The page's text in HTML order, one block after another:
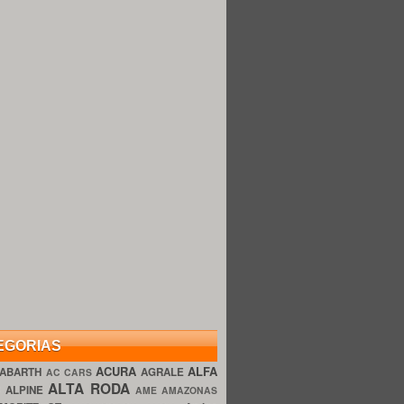
ABARTH AC CARS ACURA AGRALE ALFA
ALPINEALTA RODA AME AMAZONAS